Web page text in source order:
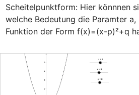
Anmelden
Scheitelpunktform: Hier könnnen
welche Bedeutung die Paramter
Funktion der Form f(x)=(x-p)²+q